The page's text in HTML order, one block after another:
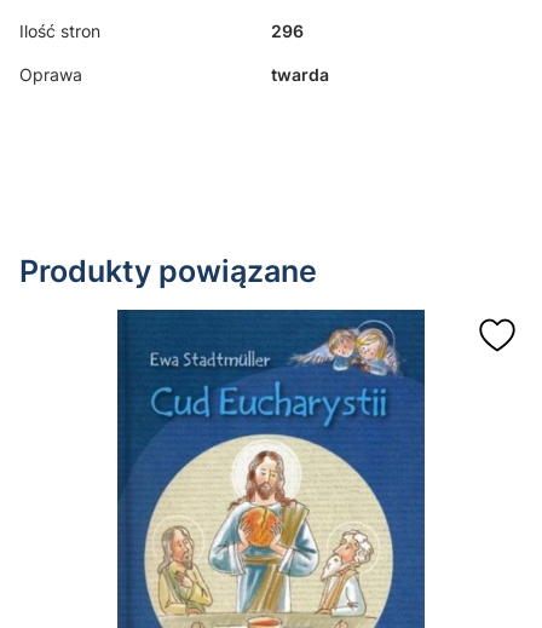
Ilość stron 296
Oprawa twarda
Produkty powiązane